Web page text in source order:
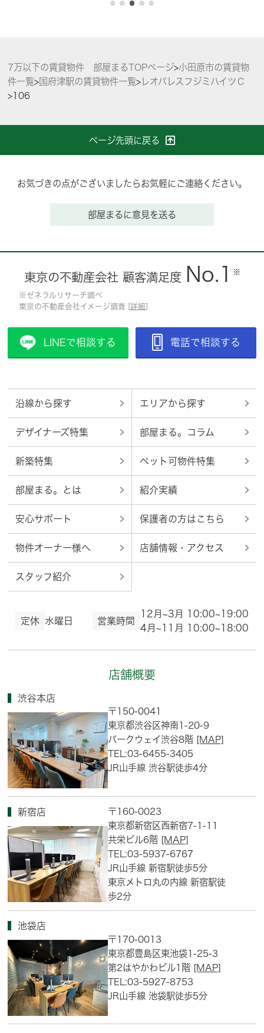
7万以下の賃貸物件 部屋まるTOPページ>小田原市の賃貸物
件一覧>国府津駅の賃貸物件一覧>レオパレスフジミハイツＣ
>106
ページ先頭に戻る
お気づきの点がございましたらお気軽にご連絡ください。
部屋まるに意見を送る
東京の不動産会社 顧客満足度 No.1 ※
※ゼネラルリサーチ調べ
東京の不動産会社イメージ調査 [ 詳細
LINEで相談する 電話で相談する
沿線から探す エリアから探す
デザイナーズ特集 部屋まる。コラム
新築特集 ペット可物件特集
部屋まる。とは 紹介実績
安心サポート 保護者の方はこちら
物件オーナー様へ 店舗情報・アクセス
スタッフ紹介
定休 水曜日 営業時間
12月~3月 10:00~19:00
4月~11月 10:00~18:00
店舗概要
渋谷本店
〒150-0041
東京都渋谷区神南1-20-9
パークウェイ渋谷8階 [MAP]
TEL:03-6455-3405
JR山手線 渋谷駅徒歩4分
新宿店
〒160-0023
東京都新宿区西新宿7-1-11
共栄ビル6階 [MAP]
TEL:03-5937-6767
JR山手線 新宿駅徒歩5分
東京メトロ丸の内線 新宿駅徒
歩2分
池袋店
〒170-0013
東京都豊島区東池袋1-25-3
第2はやかわビル1階 [MAP]
TEL:03-5927-8753
JR山手線 池袋駅徒歩5分